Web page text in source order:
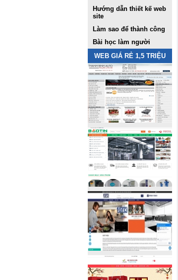
Hướng dẫn thiết kế web
site
Làm sao để thành công
Bài học làm người
WEB GIÁ RẺ 1,5 TRIỆU